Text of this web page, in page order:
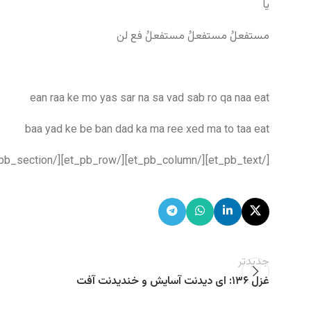
یا
مستفعلُ مستفعلُ مستفعلُ فع لن
ean raa ke mo yas sar na sa vad sab ro qa naa eat
baa yad ke be ban dad ka ma ree xed ma to taa eat
[/et_pb_text][/et_pb_column][/et_pb_row][/et_pb_section]
جدیدتر
غزل ۱۳۶: ای دیدنت آسایش و خندیدنت آفت